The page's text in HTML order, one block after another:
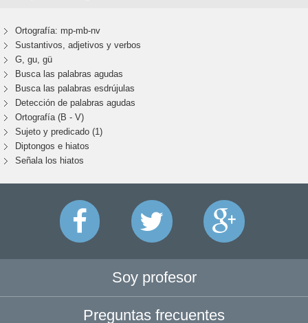
Ortografía: mp-mb-nv
Sustantivos, adjetivos y verbos
G, gu, gü
Busca las palabras agudas
Busca las palabras esdrújulas
Detección de palabras agudas
Ortografía (B - V)
Sujeto y predicado (1)
Diptongos e hiatos
Señala los hiatos
Soy profesor
Preguntas frecuentes